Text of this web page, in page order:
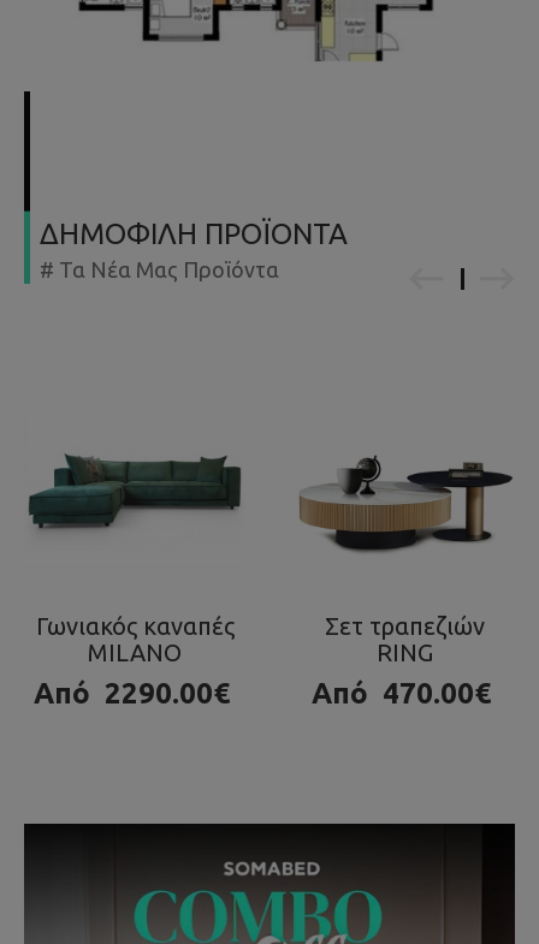
ΔΗΜΟΦΙΛΗ ΠΡΟΪΟΝΤΑ
# Τα Νέα Μας Προϊόντα
Σετ τραπεζιών
RING
Από 470.00€
Τραπεζάκι OLA
980.00€